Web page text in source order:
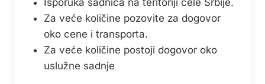
1.499,99 рсд.
Za veće količine pozovite za dogovor
oko cene i transporta.
Za veće količine postoji dogovor oko
uslužne sadnje